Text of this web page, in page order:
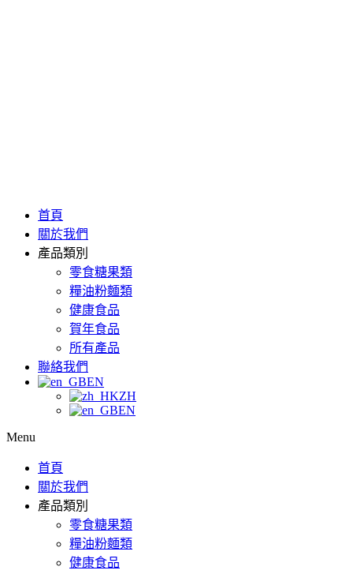
首頁
關於我們
產品類別
零食糖果類
糧油粉麵類
健康食品
賀年食品
所有產品
聯絡我們
EN
ZH
EN
Menu
首頁
關於我們
產品類別
零食糖果類
糧油粉麵類
健康食品